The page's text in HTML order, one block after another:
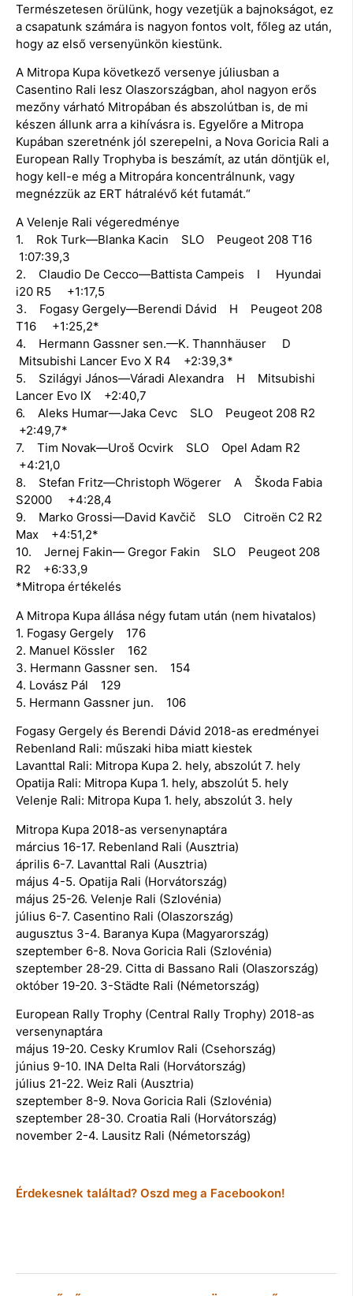
Természetesen örülünk, hogy vezetjük a bajnokságot, ez
a csapatunk számára is nagyon fontos volt, főleg az után,
hogy az első versenyünkön kiestünk.
A Mitropa Kupa következő versenye júliusban a
Casentino Rali lesz Olaszországban, ahol nagyon erős
mezőny várható Mitropában és abszolútban is, de mi
készen állunk arra a kihívásra is. Egyelőre a Mitropa
Kupában szeretnénk jól szerepelni, a Nova Goricia Rali a
European Rally Trophyba is beszámít, az után döntjük el,
hogy kell-e még a Mitropára koncentrálnunk, vagy
megnézzük az ERT hátralévő két futamát.“
A Velenje Rali végeredménye
1. Rok Turk—Blanka Kacin SLO Peugeot 208 T16
1:07:39,3
2. Claudio De Cecco—Battista Campeis I Hyundai
i20 R5 +1:17,5
3. Fogasy Gergely—Berendi Dávid H Peugeot 208
T16 +1:25,2*
4. Hermann Gassner sen.—K. Thannhäuser D
Mitsubishi Lancer Evo X R4 +2:39,3*
5. Szilágyi János—Váradi Alexandra H Mitsubishi
Lancer Evo IX +2:40,7
6. Aleks Humar—Jaka Cevc SLO Peugeot 208 R2
+2:49,7*
7. Tim Novak—Uroš Ocvirk SLO Opel Adam R2
+4:21,0
8. Stefan Fritz—Christoph Wögerer A Škoda Fabia
S2000 +4:28,4
9. Marko Grossi—David Kavčič SLO Citroën C2 R2
Max +4:51,2*
10. Jernej Fakin— Gregor Fakin SLO Peugeot 208
R2 +6:33,9
*Mitropa értékelés
A Mitropa Kupa állása négy futam után (nem hivatalos)
1. Fogasy Gergely 176
2. Manuel Kössler 162
3. Hermann Gassner sen. 154
4. Lovász Pál 129
5. Hermann Gassner jun. 106
Fogasy Gergely és Berendi Dávid 2018-as eredményei
Rebenland Rali: műszaki hiba miatt kiestek
Lavanttal Rali: Mitropa Kupa 2. hely, abszolút 7. hely
Opatija Rali: Mitropa Kupa 1. hely, abszolút 5. hely
Velenje Rali: Mitropa Kupa 1. hely, abszolút 3. hely
Mitropa Kupa 2018-as versenynaptára
március 16-17. Rebenland Rali (Ausztria)
április 6-7. Lavanttal Rali (Ausztria)
május 4-5. Opatija Rali (Horvátország)
május 25-26. Velenje Rali (Szlovénia)
július 6-7. Casentino Rali (Olaszország)
augusztus 3-4. Baranya Kupa (Magyarország)
szeptember 6-8. Nova Goricia Rali (Szlovénia)
szeptember 28-29. Citta di Bassano Rali (Olaszország)
október 19-20. 3-Städte Rali (Németország)
European Rally Trophy (Central Rally Trophy) 2018-as
versenynaptára
május 19-20. Cesky Krumlov Rali (Csehország)
június 9-10. INA Delta Rali (Horvátország)
július 21-22. Weiz Rali (Ausztria)
szeptember 8-9. Nova Goricia Rali (Szlovénia)
szeptember 28-30. Croatia Rali (Horvátország)
november 2-4. Lausitz Rali (Németország)
Érdekesnek találtad? Oszd meg a Facebookon!